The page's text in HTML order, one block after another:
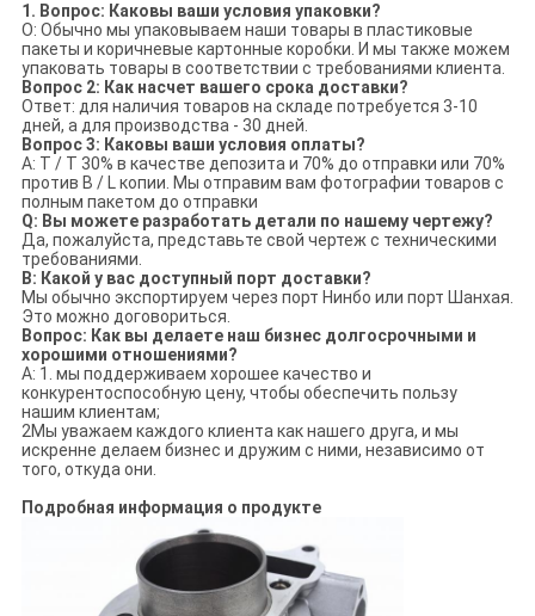
1. Вопрос: Каковы ваши условия упаковки?
О: Обычно мы упаковываем наши товары в пластиковые
пакеты и коричневые картонные коробки. И мы также можем
упаковать товары в соответствии с требованиями клиента.
Вопрос 2: Как насчет вашего срока доставки?
Ответ: для наличия товаров на складе потребуется 3-10
дней, а для производства - 30 дней.
Вопрос 3: Каковы ваши условия оплаты?
A: T / T 30% в качестве депозита и 70% до отправки или 70%
против B / L копии. Мы отправим вам фотографии товаров с
полным пакетом до отправки
Q: Вы можете разработать детали по нашему чертежу?
Да, пожалуйста, представьте свой чертеж с техническими
требованиями.
В: Какой у вас доступный порт доставки?
Мы обычно экспортируем через порт Нинбо или порт Шанхая.
Это можно договориться.
Вопрос: Как вы делаете наш бизнес долгосрочными и
хорошими отношениями?
A: 1. мы поддерживаем хорошее качество и
конкурентоспособную цену, чтобы обеспечить пользу
нашим клиентам;
2Мы уважаем каждого клиента как нашего друга, и мы
искренне делаем бизнес и дружим с ними, независимо от
того, откуда они.
Подробная информация о продукте